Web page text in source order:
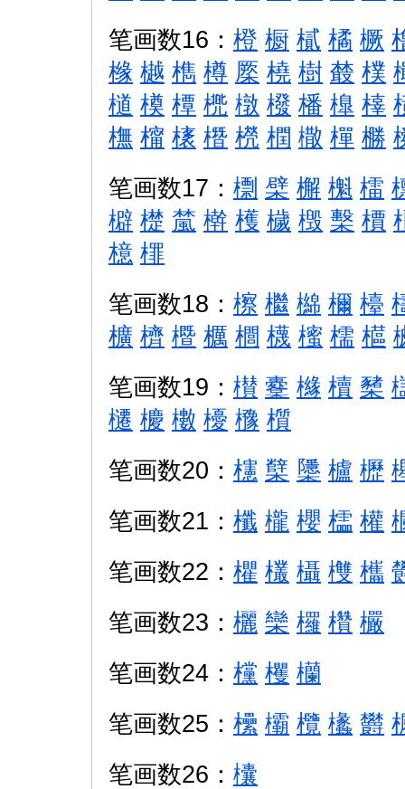
笔画数16： 橙 橱 樲 橘 橛
橼 樾 檇 樽 橜 橈 樹 樷 樸
檤 橂 橝 橷 橔 橃 橎 橰 橭
橅 橣 橠 橬 橩 橍 橵 樿 橳
笔画数17： 檦 檗 檞 櫆 檑
檘 檚 檒 檊 檴 檅 檓 檕 檟
檍 檌
笔画数18： 檫 檵 檰 檷 檯
櫎 櫅 櫭 櫔 櫚 櫗 櫁 檽 櫙
笔画数19： 櫕 櫜 櫞 櫝 櫫
櫏 櫦 櫢 櫌 櫲 櫍
笔画数20： 櫶 櫱 櫽 櫨 櫪
笔画数21： 櫼 櫳 櫻 櫺 權
笔画数22： 欋 欉 欇 欆 欈
笔画数23： 欐 欒 欏 欑 欕
笔画数24： 欓 欔 欗
笔画数25： 欙 欛 欖 欚 欝
笔画数26： 欜